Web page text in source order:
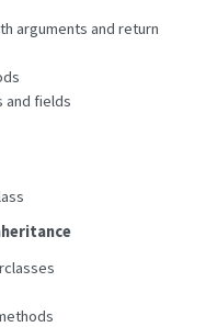
arguments and return
and fields